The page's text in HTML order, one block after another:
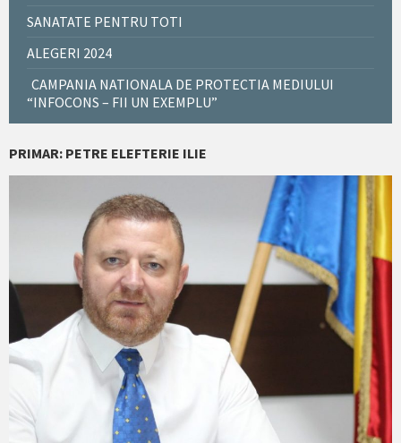
SANATATE PENTRU TOTI
ALEGERI 2024
CAMPANIA NATIONALA DE PROTECTIA MEDIULUI
“INFOCONS – FII UN EXEMPLU”
PRIMAR: PETRE ELEFTERIE ILIE